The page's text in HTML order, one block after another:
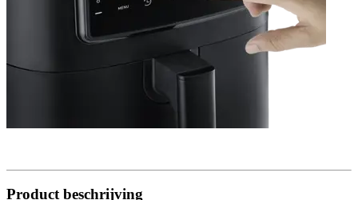
Product beschrijving